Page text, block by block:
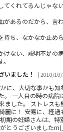
てくれてるんじゃな
があるのだから、言
持ち、なかなか止め
けない、説明不足の
いました！
| 2010/
に、大切な事かも知
。 一人目の時の病院
ました。 ストレスも
麗に！ 安易に、経過
期の妊婦さんは、特
とうございました